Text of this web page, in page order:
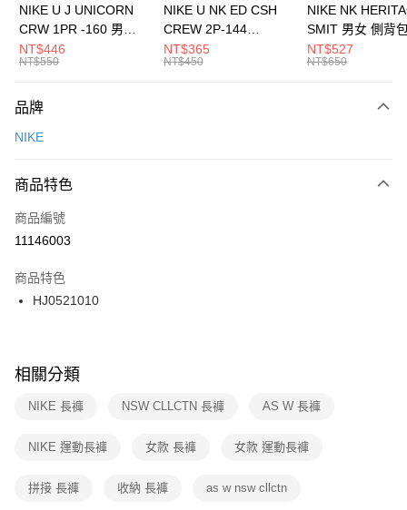
元大商業銀行
台灣樂天信用卡公司
全盈+PAY
AFTEE先享後付
【關於「AFTEE先享後付」】
便利好安心！
３．安心：先確認商品／服務後，再付款。
【「AFTEE先享後付」結帳流程】
１．於結帳方式選擇「AFTEE先享後付」後，將跳轉至「AFTEE先享後付」
２．訂單成立數日內，您將收到繳費通知簡訊。
３．收到繳費通知簡訊後14天內，點擊此簡訊中的連結，可透過四大超商／
ATM／網路銀行／等多元方式進行付款，方視為交易完成。
※ 交易是否成功請以「AFTEE先享後付 」之結帳頁面顯示為準，若有關於
是否繳費成功／繳費後需取消欲退款等相關疑問，請聯繫「AFTEE先享後付
客戶支援中心」
https://netprotections.freshdesk.com/support/home
１．透過由恩沛科技股份有限公司提供之「AFTEE先享後付」服務完成之交
權轉讓予恩沛科技股份有限公司。
運送方式
每筆NT$100，滿NT$1,500(含以上)免運費
宅配
每筆NT$100，滿NT$1,500(含以上)免運費
付款後門市自取
每筆NT$100，滿NT$1,500(含以上)免運費
NIKE U J UNICORN
CRW 1PR -160 男女
中統襪 FZ3393100
NT$446
NT$550
NIKE U NK ED CSH
CREW 2P-144
EMBRDY 男女 短統襪
FZ3073133
NT$365
NT$450
NIKE NK
SMIT 男女 側背
BA5871010
NT$527
NT$650
品牌
NIKE
商品特色
商品編號
11146003
商品特色
HJ0521010
相關分類
NIKE 長褲 NSW CLLCTN 長褲 AS W 長褲
NIKE 運動長褲 女款 長褲 女款 運動長褲
拼接 長褲 收納 長褲 as w nsw cllctn